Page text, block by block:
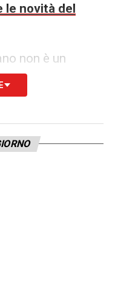
le novità del
non è un
di Cristian
sul
scavalcato
con il perdere